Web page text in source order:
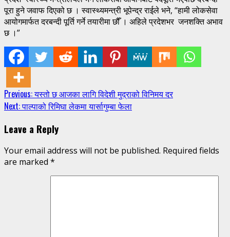
पूरा हुने जवाफ दिएको छ । स्वास्थ्यमन्त्री भूपेन्द्र राईले भने, “हामी लोकसेवा
आयोगमार्फत दरबन्दी पूर्ति गर्ने तयारीमा छौँ । अहिले प्रदेशभर जनशक्ति अभाव
छ ।”
Continue
Reading
Previous:यस्तो छ आजका लागि विदेशी मुद्राको विनिमय दर
Next:पाल्पाको रिमिघा लेकमा यार्सागुम्बा फेला
Leave a Reply
Your email address will not be published. Required fields
are marked *